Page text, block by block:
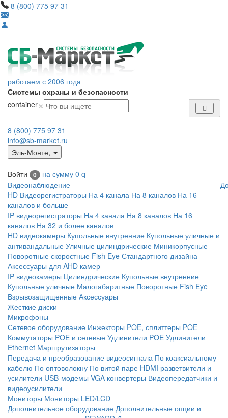
8 (800) 775 97 31
работаем с 2006 года
Системы охраны и безопасности
container×
8 (800) 775 97 31
info@sb-market.ru
Эль-Монте,
Войти 0 на сумму 0 q
Видеонаблюдение
HD Видеорегистраторы На 4 канала На 8 каналов На 16
каналов и больше
IP видеорегистраторы На 4 канала На 8 каналов На 16
каналов На 32 и более каналов
HD видеокамеры Купольные внутренние Купольные уличные и
антивандальные Уличные цилиндрические Миникорпусные
Поворотные скоростные Fish Eye Стандартного дизайна
Аксессуары для AHD камер
IP видеокамеры Цилиндрические Купольные внутренние
Купольные уличные Малогабаритные Поворотные Fish Eye
Взрывозащищенные Аксессуары
Жесткие диски
Микрофоны
Сетевое оборудование Инжекторы POE, сплиттеры POE
Коммутаторы POE и сетевые Удлинители POE Удлинители
Ethernet Маршрутизаторы
Передача и преобразование видеосигнала По коаксиальному
кабелю По оптоволокну По витой паре HDMI разветвители и
усилители USB-модемы VGA конвертеры Видеопередатчики и
видеоусилители
Мониторы Мониторы LED/LCD
Дополнительное оборудование Дополнительные опции и